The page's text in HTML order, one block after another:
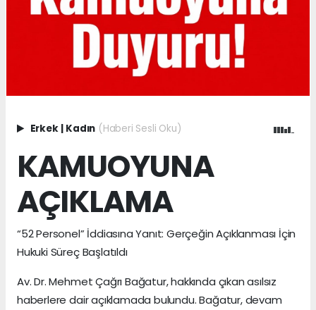
Erkek Kadın (Haberi Sesli Oku)
KAMUOYUNA
AÇIKLAMA
“52 Personel” İddiasına Yanıt: Gerçeğin Açıklanması İçin
Hukuki Süreç Başlatıldı
Av. Dr. Mehmet Çağrı Bağatur, hakkında çıkan asılsız
haberlere dair açıklamada bulundu. Bağatur, devam